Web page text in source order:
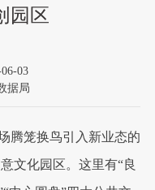
园区
03
据局
腾笼换鸟引入新业态的
文化园区。这里有“良